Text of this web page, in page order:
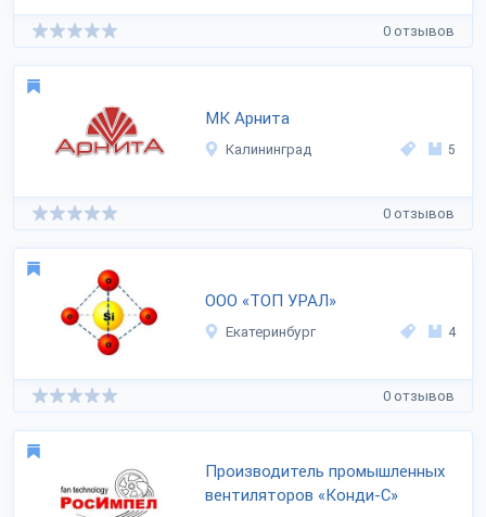
0 отзывов
МК Арнита
Калининград 5
0 отзывов
ООО «ТОП УРАЛ»
Екатеринбург 4
0 отзывов
Производитель промышленных
вентиляторов «Конди-С»